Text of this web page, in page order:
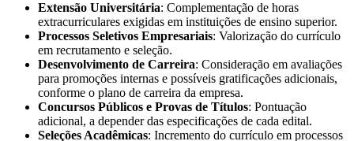
Extensão Universitária: Complementação de horas
extracurriculares exigidas em instituições de ensino superior.
Processos Seletivos Empresariais: Valorização do currículo
em recrutamento e seleção.
Desenvolvimento de Carreira: Consideração em avaliações
para promoções internas e possíveis gratificações adicionais,
conforme o plano de carreira da empresa.
Concursos Públicos e Provas de Títulos: Pontuação
adicional, a depender das especificações de cada edital.
Seleções Acadêmicas: Incremento do currículo em processos